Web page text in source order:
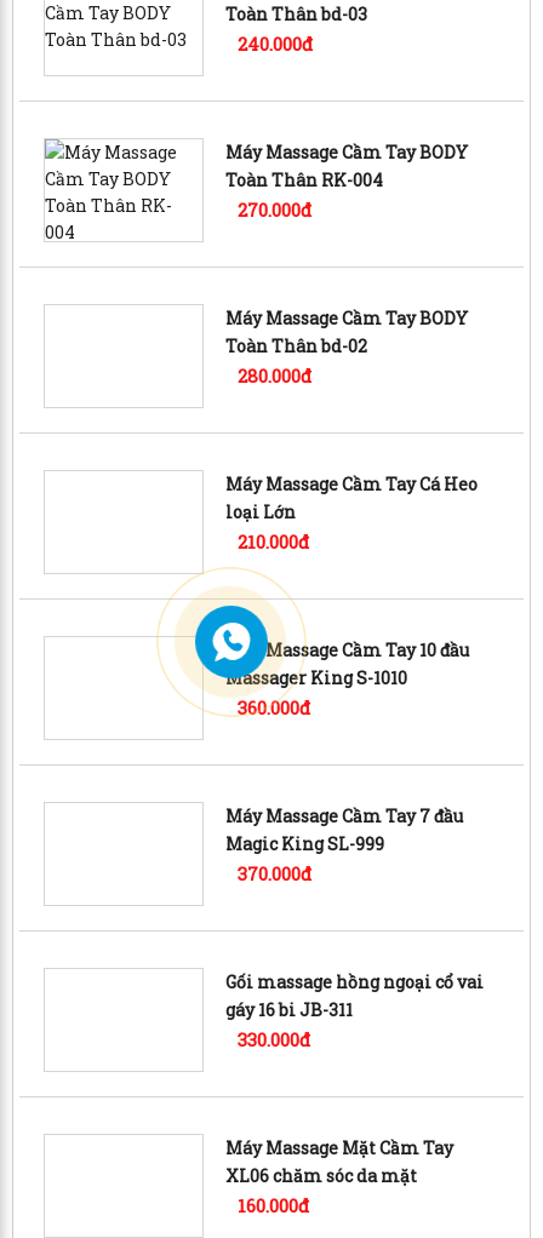
Toàn Thân bd-03
240.000đ
Máy Massage Cầm Tay BODY
Toàn Thân RK-004
270.000đ
Máy Massage Cầm Tay BODY
Toàn Thân bd-02
280.000đ
Máy Massage Cầm Tay Cá Heo
loại Lớn
210.000đ
Máy Massage Cầm Tay 10 đầu
Massager King S-1010
360.000đ
Máy Massage Cầm Tay 7 đầu
Magic King SL-999
370.000đ
Gối massage hồng ngoại cổ vai
gáy 16 bi JB-311
330.000đ
Máy Massage Mặt Cầm Tay
XL06 chăm sóc da mặt
160.000đ